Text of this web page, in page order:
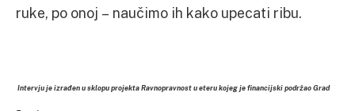
ruke, po onoj – naučimo ih kako upecati ribu.
Intervju je izrađen u sklopu projekta Ravnopravnost u eteru kojeg je financijski podržao Grad